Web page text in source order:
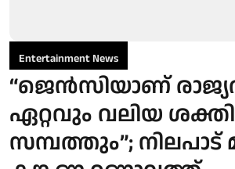
Entertainment News
“ജെന്‍സിയാണ്
ഏറ്റവും വലിയ
സമ്പത്തും”; നിലപാട്